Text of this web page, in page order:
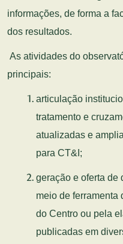
informações, de forma a
dos resultados.
As atividades do
principais:
articulação
tratamento e
atualizadas e
para CT&I;
geração e oferta de
meio de
do Centro ou pela
publicadas em